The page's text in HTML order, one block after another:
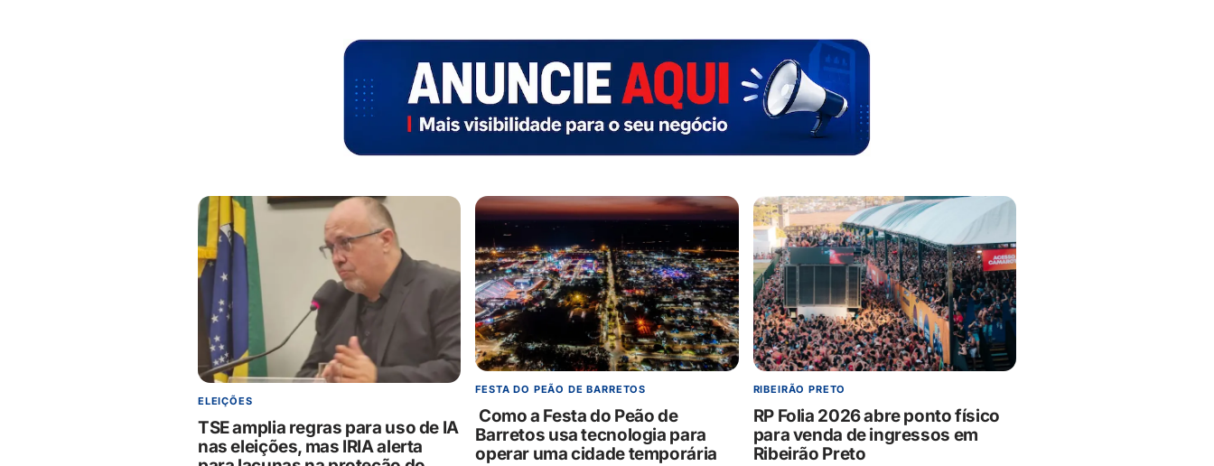
ELEIÇÕES
TSE amplia regras para uso de IA
nas eleições, mas IRIA alerta
FESTA DO PEÃO DE BARRETOS
Como a Festa do Peão de
Barretos usa tecnologia para
operar uma cidade temporária
RIBEIRÃO PRETO
RP Folia 2026 abre ponto físico
para venda de ingressos em
Ribeirão Preto